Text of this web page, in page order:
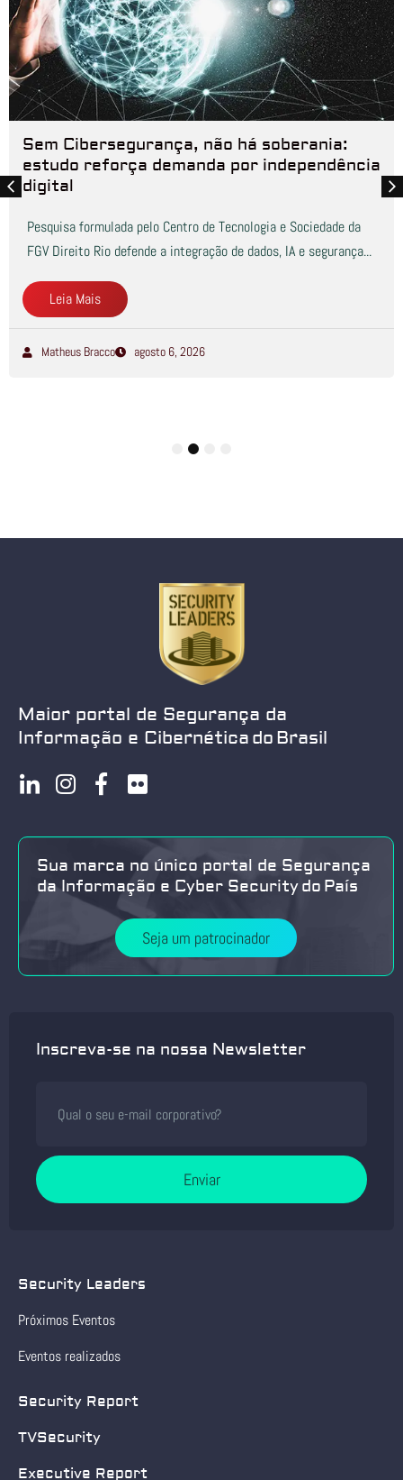
Sem Cibersegurança, não há soberania:
estudo reforça demanda por independência
digital
Pesquisa formulada pelo Centro de Tecnologia e Sociedade da
FGV Direito Rio defende a integração de dados, IA e segurança...
Leia Mais
Matheus Bracco agosto 6, 2026
Maior portal de Segurança da
Informação e Cibernética do Brasil
Sua marca no único portal de Segurança
da Informação e Cyber Security do País
Seja um patrocinador
Inscreva-se na nossa Newsletter
Enviar
Security Leaders
Próximos Eventos
Eventos realizados
Security Report
TVSecurity
Executive Report